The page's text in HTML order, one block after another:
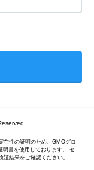
在性の証明のため、GMOグロ
明書を使用しております。 セ
結果をご確認ください。